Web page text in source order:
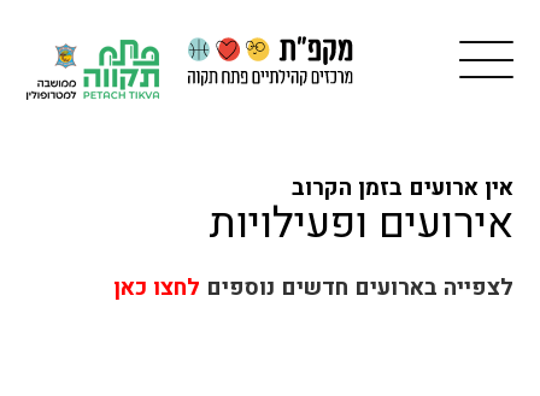
אין ארועים בזמן הקרוב
אירועים ופעילויות
לצפייה בארועים חדשים נוספים לחצו כאן